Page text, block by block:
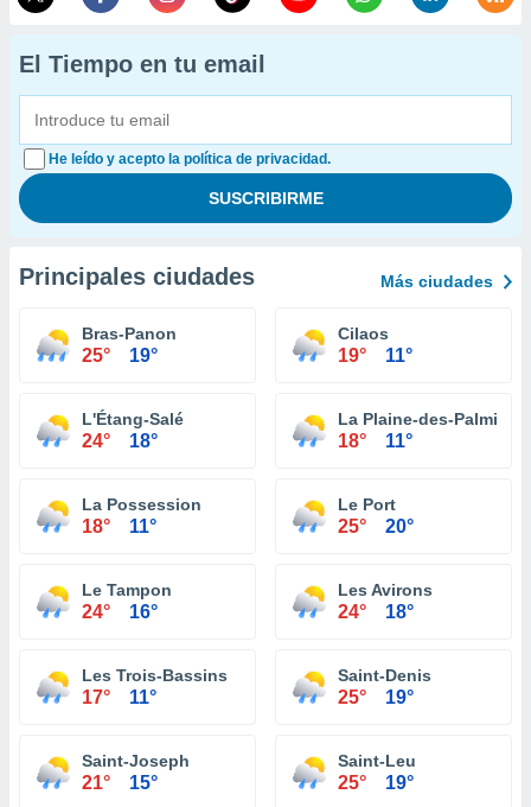
El Tiempo en tu email
He leído y acepto la política de privacidad.
Principales ciudades Más ciudades
Bras-Panon
25° 19°
Cilaos
19° 11°
L'Étang-Salé
24° 18°
La Plaine-des-Palmistes
18° 11°
La Possession
18° 11°
Le Port
25° 20°
Le Tampon
24° 16°
Les Avirons
24° 18°
Les Trois-Bassins
17° 11°
Saint-Denis
25° 19°
Saint-Joseph
21° 15°
Saint-Leu
25° 19°